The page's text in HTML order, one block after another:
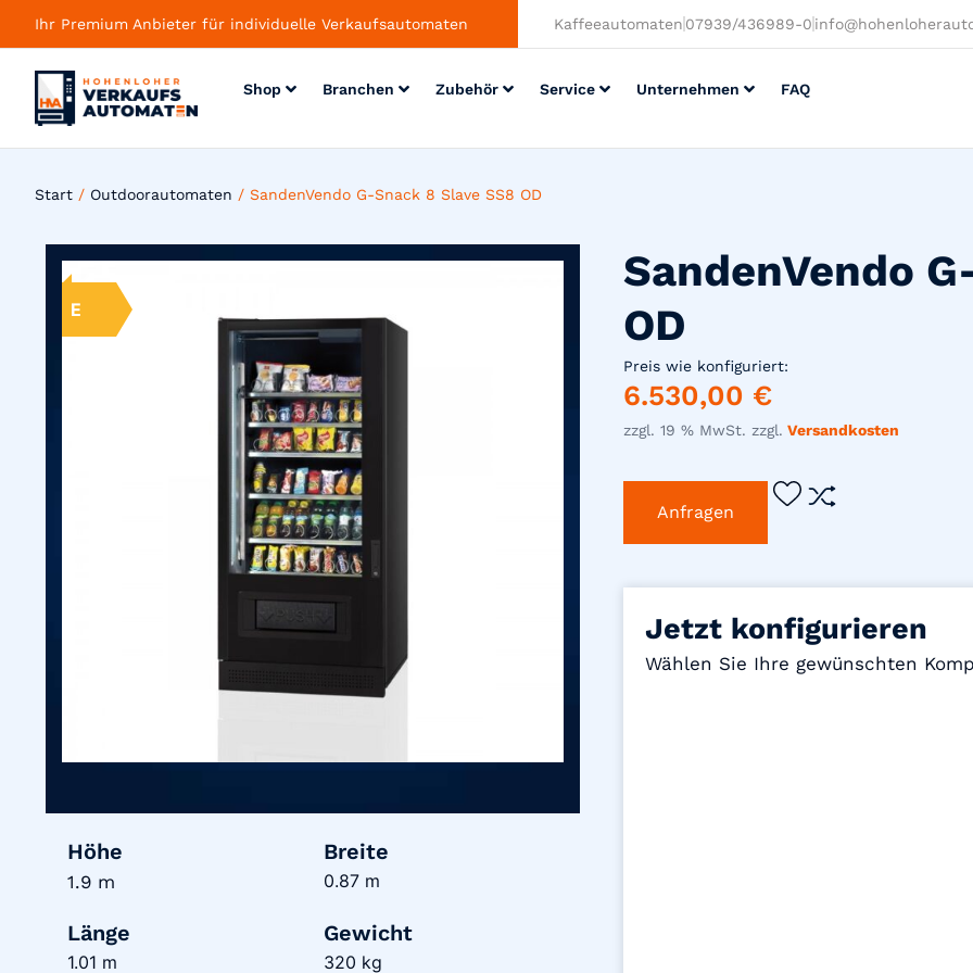
Ihr Premium Anbieter für individuelle Verkaufsautomaten Kaffeeautomaten 07939/436989-0
Shop Branchen Zubehör Service Unternehmen FAQ
Start / Outdoorautomaten / SandenVendo G-Snack 8 Slave SS8 OD
E
Höhe
1.9 m
Breite
0.87 m
Länge
1.01 m
Gewicht
320 kg
SandenVendo
OD
Preis wie konfiguriert:
6.530,00 €
zzgl. 19 % MwSt. zzgl. Versandkosten
Anfragen
Jetzt konfigurieren
Wählen Sie Ihre gewünschten